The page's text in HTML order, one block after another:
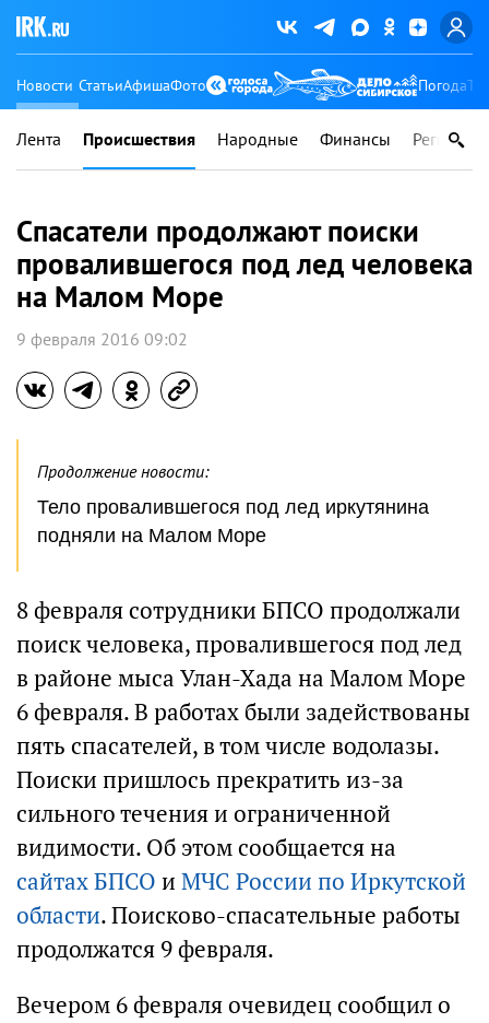
Новости СтатьиАфишаФото Погода
Лента Происшествия Народные Финансы Регионы
Спасатели продолжают поиски
провалившегося под лед человека
на Малом Море
9 февраля 2016 09:02
Продолжение новости:
Тело провалившегося под лед иркутянина
подняли на Малом Море
8 февраля сотрудники БПСО продолжали
поиск человека, провалившегося под лед
в районе мыса Улан-Хада на Малом Море
6 февраля. В работах были задействованы
пять спасателей, в том числе водолазы.
Поиски пришлось прекратить из-за
сильного течения и ограниченной
видимости. Об этом сообщается на
сайтах БПСО и МЧС России по Иркутской
области. Поисково-спасательные работы
продолжатся 9 февраля.
Вечером 6 февраля очевидец сообщил о